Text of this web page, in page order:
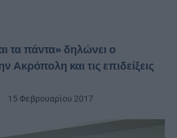
τα πάντα» δηλώνει ο
Ακρόπολη και τις επιδείξεις
15 Φεβρουαρίου 2017